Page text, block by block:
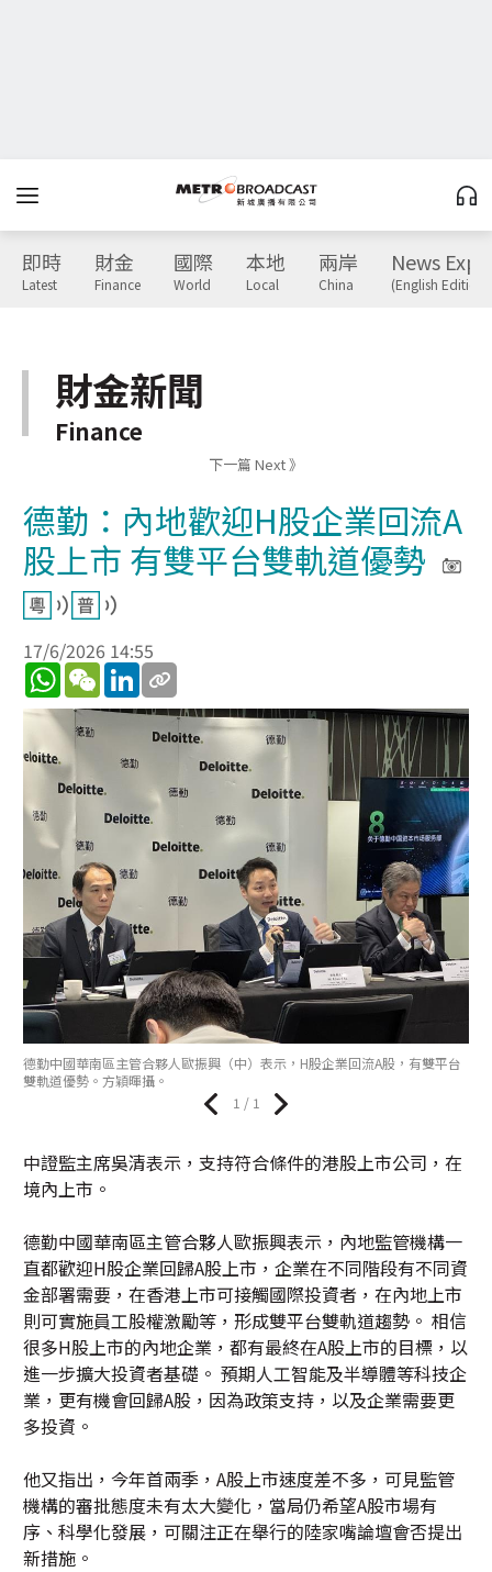
即時
Latest
財金
Finance
國際
World
本地
Local
兩岸
China
News
(English Edition)
財金新聞
Finance
下一篇 Next 》
德勤：內地歡迎H股企業回流A
股上市 有雙平台雙軌道優勢
17/6/2026 14:55
WhatsApp
WeChatLinkedIn
德勤中國華南區主管合夥人歐振興（中）表示，H股企業回流A股，有雙平台
雙軌道優勢。方穎暉攝。
1 / 1
中證監主席吳清表示，支持符合條件的港股上市公司，在
境內上市。
德勤中國華南區主管合夥人歐振興表示，內地監管機構一
直都歡迎H股企業回歸A股上市，企業在不同階段有不同資
金部署需要，在香港上市可接觸國際投資者，在內地上市
則可實施員工股權激勵等，形成雙平台雙軌道趨勢。 相信
很多H股上市的內地企業，都有最終在A股上市的目標，以
進一步擴大投資者基礎。 預期人工智能及半導體等科技企
業，更有機會回歸A股，因為政策支持，以及企業需要更
多投資。
他又指出，今年首兩季，A股上市速度差不多，可見監管
機構的審批態度未有太大變化，當局仍希望A股市場有
序、科學化發展，可關注正在舉行的陸家嘴論壇會否提出
新措施。